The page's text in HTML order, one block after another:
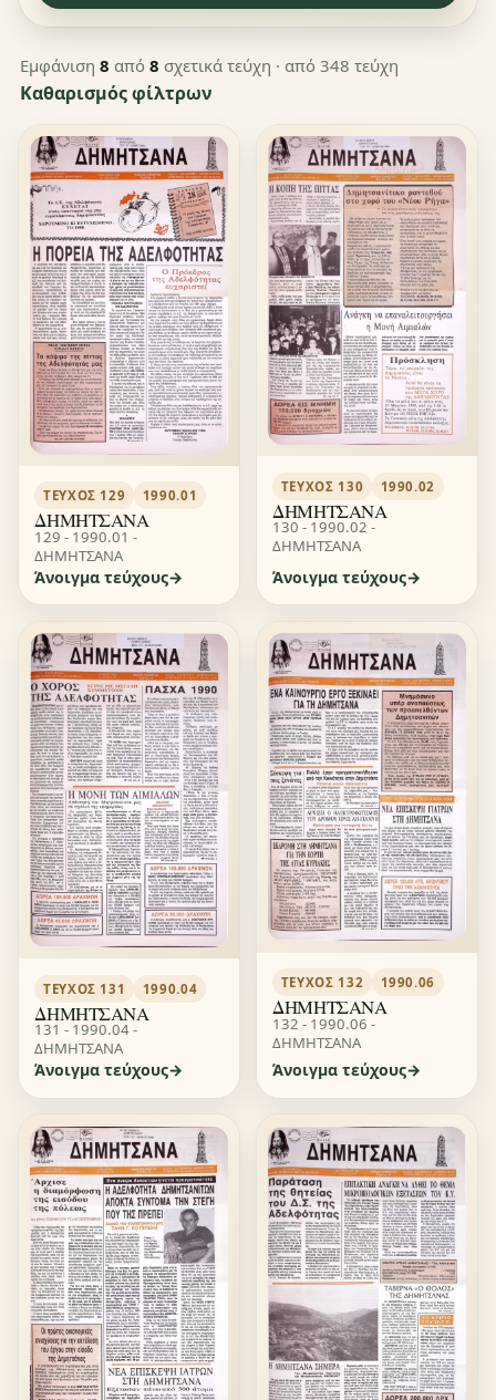
Εμφάνιση 8 από 8 σχετικά τεύχη · από 348 τεύχη
Καθαρισμός φίλτρων
ΤΕΎΧΟΣ 129 1990.01
ΔΗΜΗΤΣΑΝΑ
129 - 1990.01 -
ΔΗΜΗΤΣΑΝΑ
Άνοιγμα τεύχους
ΤΕΎΧΟΣ 130 1990.02
ΔΗΜΗΤΣΑΝΑ
130 - 1990.02 -
ΔΗΜΗΤΣΑΝΑ
Άνοιγμα τεύχους
ΤΕΎΧΟΣ 131 1990.04
ΔΗΜΗΤΣΑΝΑ
131 - 1990.04 -
ΔΗΜΗΤΣΑΝΑ
Άνοιγμα τεύχους
ΤΕΎΧΟΣ 132 1990.06
ΔΗΜΗΤΣΑΝΑ
132 - 1990.06 -
ΔΗΜΗΤΣΑΝΑ
Άνοιγμα τεύχους